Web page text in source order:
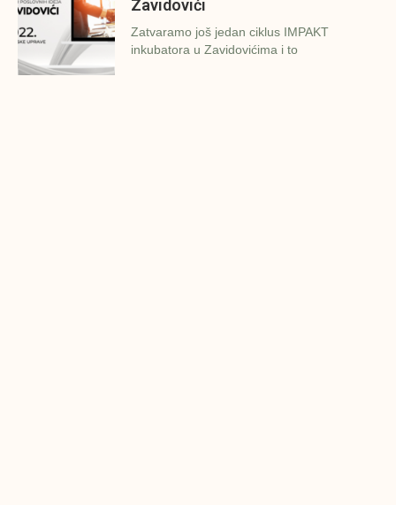
Zavidovići
Zatvaramo još jedan ciklus IMPAKT
inkubatora u Zavidovićima i to